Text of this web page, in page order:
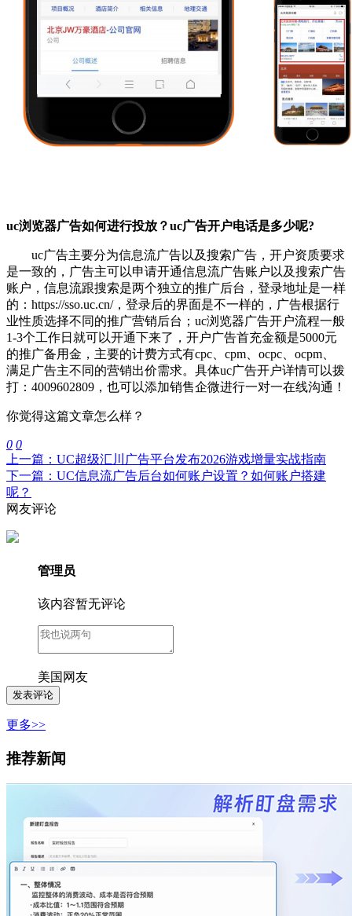
uc浏览器广告如何进行投放？uc广告开户电话是多少呢?
uc广告主要分为信息流广告以及搜索广告，开户资质要求
是一致的，广告主可以申请开通信息流广告账户以及搜索广告
账户，信息流跟搜索是两个独立的推广后台，登录地址是一样
的：https://sso.uc.cn/，登录后的界面是不一样的，广告根据行
业性质选择不同的推广营销后台；uc浏览器广告开户流程一般
1-3个工作日就可以开通下来了，开户广告首充金额是5000元
的推广备用金，主要的计费方式有cpc、cpm、ocpc、ocpm、
满足广告主不同的营销出价需求。具体uc广告开户详情可以拨
打：4009602809，也可以添加销售企微进行一对一在线沟通！
你觉得这篇文章怎么样？
0 0
上一篇：UC超级汇川广告平台发布2026游戏增量实战指南
下一篇：UC信息流广告后台如何账户设置？如何账户搭建
呢？
网友评论
管理员
该内容暂无评论
美国网友
更多>>
推荐新闻